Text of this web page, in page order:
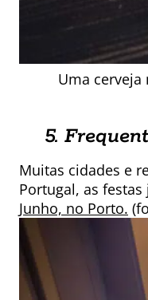
Uma
5.
Muitas cidades e
Portugal, as
Junho, no Porto.